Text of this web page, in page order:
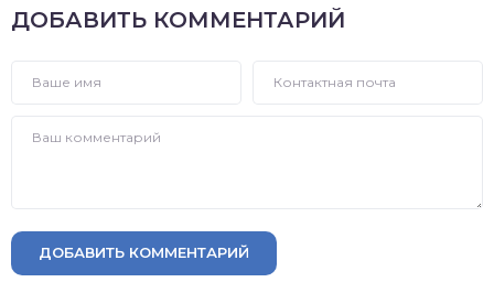
ДОБАВИТЬ КОММЕНТАРИЙ
ДОБАВИТЬ КОММЕНТАРИЙ